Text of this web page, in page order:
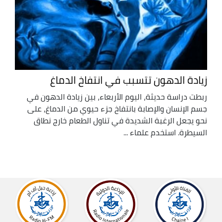
زيادة الدهون تتسبب في انتفاخ الدماغ
ربطت دراسة حديثة، اليوم الأربعاء، بين زيادة الدهون في
جسم الإنسان والإصابة بانتفاخ جزء حيوي من الدماغ، على
نحو يجعل الرغبة الشديدة في تناول الطعام خارج نطاق
السيطرة. استخدم علماء ...